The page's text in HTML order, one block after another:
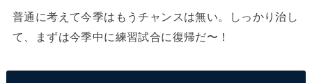
普通に考えて今季はもうチャンスは無い。しっかり治し
て、まずは今季中に練習試合に復帰だ〜！